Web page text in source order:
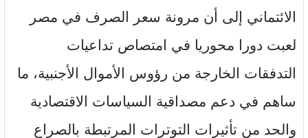
الائتماني إلى أن مرونة سعر الصرف في مصر
لعبت دورا محوريا في امتصاص تداعيات
التدفقات الخارجة من رؤوس الأموال الأجنبية، ما
ساهم في دعم مصداقية السياسات الاقتصادية
والحد من تأثيرات التوترات المرتبطة بالصراع